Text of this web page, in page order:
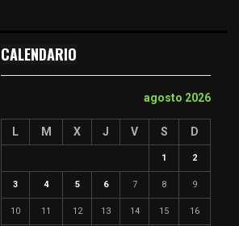
CALENDARIO
agosto 2026
L M X J V S D
1 2
3 4 5 6 7 8 9
10 11 12 13 14 15 16